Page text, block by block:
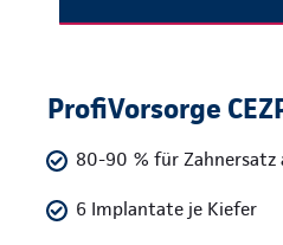
ProfiVorsorge
80-90 % für Zahnersatz
6 Implantate je Kiefer